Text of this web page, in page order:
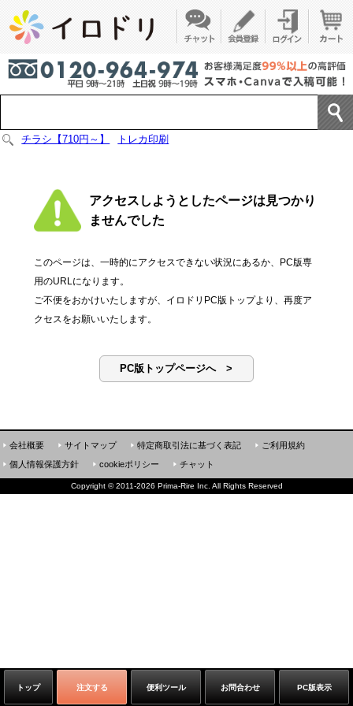
チラシ【710円～】 トレカ印刷
アクセスしようとしたページは見つかり
ませんでした
このページは、一時的にアクセスできない状況にあるか、PC版専
用のURLになります。
ご不便をおかけいたしますが、イロドリPC版トップより、再度ア
クセスをお願いいたします。
PC版トップページへ >
トップ 注文する 便利ツール お問合わせ PC版表示
会社概要 サイトマップ 特定商取引法に基づく表記
ご利用規約
個人情報保護方針
cookieポリシー チャット
Copyright ©2011-2026 Prima-Rire Inc. All Rights Reserved